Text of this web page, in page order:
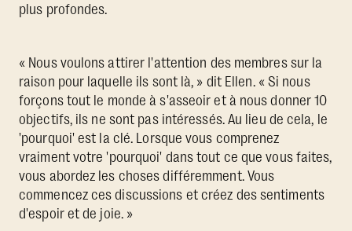
plus profondes.
« Nous voulons attirer l'attention des membres sur la
raison pour laquelle ils sont là, » dit Ellen. « Si nous
forçons tout le monde à s'asseoir et à nous donner 10
objectifs, ils ne sont pas intéressés. Au lieu de cela, le
'pourquoi' est la clé. Lorsque vous comprenez
vraiment votre 'pourquoi' dans tout ce que vous faites,
vous abordez les choses différemment. Vous
commencez ces discussions et créez des sentiments
d'espoir et de joie. »